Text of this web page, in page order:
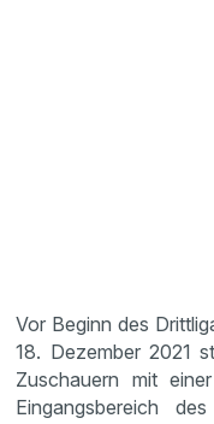
Vor Beginn des
18. Dezember 2021
Zuschauern mit
Eingangsbereich